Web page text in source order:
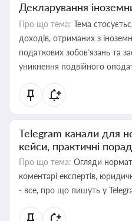
Декларування
Про що тема: Тема
доходів, отриманих з
податкових зобов’язань та
уникнення подвійного
Telegram канали для
кейси, практичні
Про що тема: Огляди
коментарі експертів,
- все, про що пишуть у